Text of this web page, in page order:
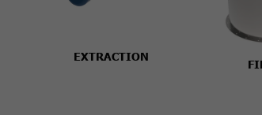
EXTRACTION